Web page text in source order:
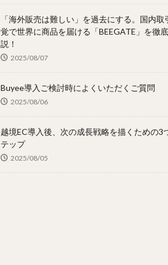
「海外販売は難しい」を過去にする。国内取
覚で世界に商品を届ける「BEEGATE」を徹
説！
2025/08/07
Buyee導入ご検討時によくいただくご質問
2025/08/06
越境EC導入後、次の成長戦略を描くための3
テップ
2025/08/05